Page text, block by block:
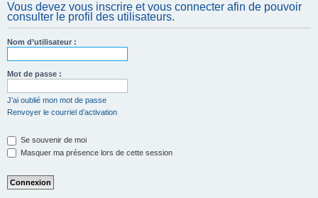
Vous devez vous inscrire et vous connecter afin de pouvoir
consulter le profil des utilisateurs.
Nom d’utilisateur :
Mot de passe :
J’ai oublié mon mot de passe
Renvoyer le courriel d’activation
Se souvenir de moi
Masquer ma présence lors de cette session